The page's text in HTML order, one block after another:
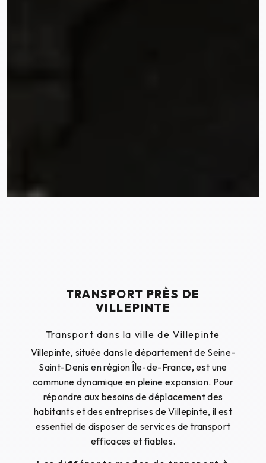
TRANSPORT PRÈS DE
VILLEPINTE
Transport dans la ville de Villepinte
Villepinte, située dans le département de Seine-
Saint-Denis en région Île-de-France, est une
commune dynamique en pleine expansion. Pour
répondre aux besoins de déplacement des
habitants et des entreprises de Villepinte, il est
essentiel de disposer de services de transport
efficaces et fiables.